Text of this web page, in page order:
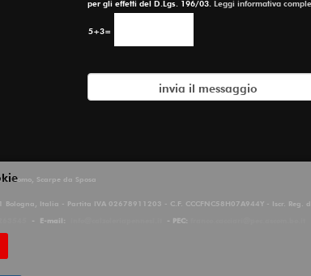
per gli effetti del D.Lgs. 196/03. Leggi informativa
5+3=
Uomo, Scarpe da Sposa
Italia - Partita IVA 02678911203 - C.F. CCCFNC58H07A944Y - Iscr. Reg.
E-mail: - PEC: